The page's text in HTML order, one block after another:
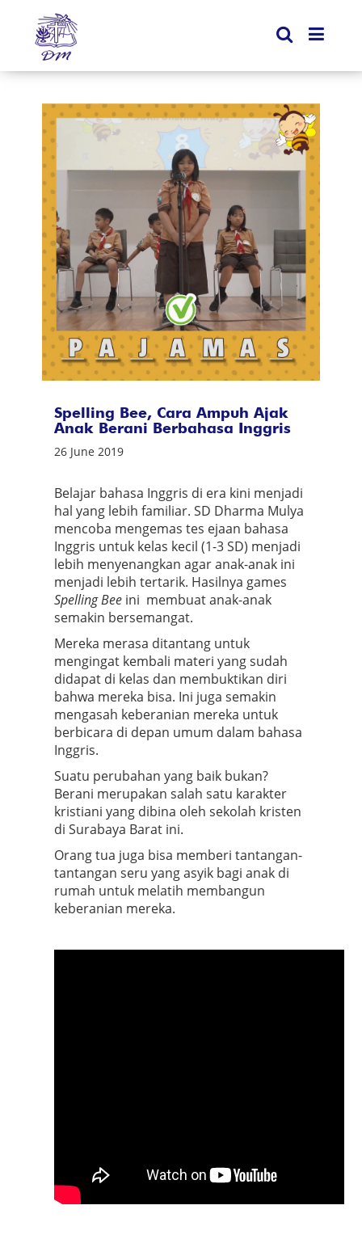
Spelling Bee, Cara Ampuh Ajak
Anak Berani Berbahasa Inggris
26 June 2019
Belajar bahasa Inggris di era kini menjadi
hal yang lebih familiar. SD Dharma Mulya
mencoba mengemas tes ejaan bahasa
Inggris untuk kelas kecil (1-3 SD) menjadi
lebih menyenangkan agar anak-anak ini
menjadi lebih tertarik. Hasilnya games
Spelling Bee ini membuat anak-anak
semakin bersemangat.
Mereka merasa ditantang untuk
mengingat kembali materi yang sudah
didapat di kelas dan membuktikan diri
bahwa mereka bisa. Ini juga semakin
mengasah keberanian mereka untuk
berbicara di depan umum dalam bahasa
Inggris.
Suatu perubahan yang baik bukan?
Berani merupakan salah satu karakter
kristiani yang dibina oleh sekolah kristen
di Surabaya Barat ini.
Orang tua juga bisa memberi tantangan-
tantangan seru yang asyik bagi anak di
rumah untuk melatih membangun
keberanian mereka.